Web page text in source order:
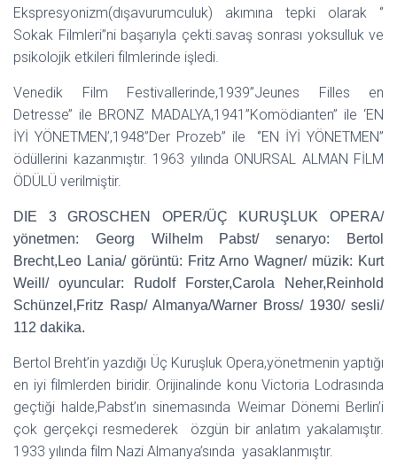
Ekspresyonizm(dışavurumculuk) akımına tepki olarak ‘’
Sokak Filmleri’’ni başarıyla çekti.savaş sonrası yoksulluk ve
psikolojik etkileri filmlerinde işledi.
Venedik Film Festivallerinde,1939’’Jeunes Filles en
Detresse’’ ile BRONZ MADALYA,1941’’Komödianten’’ ile ‘EN
İYİ YÖNETMEN’,1948’’Der Prozeb’’ ile ‘’EN İYİ YÖNETMEN’’
ödüllerini kazanmıştır. 1963 yılında ONURSAL ALMAN FİLM
ÖDÜLÜ verilmiştir.
DIE 3 GROSCHEN OPER/ÜÇ KURUŞLUK OPERA/
yönetmen: Georg Wilhelm Pabst/ senaryo: Bertol
Brecht,Leo Lania/ görüntü: Fritz Arno Wagner/ müzik: Kurt
Weill/ oyuncular: Rudolf Forster,Carola Neher,Reinhold
Schünzel,Fritz Rasp/ Almanya/Warner Bross/ 1930/ sesli/
112 dakika.
Bertol Breht’in yazdığı Üç Kuruşluk Opera,yönetmenin yaptığı
en iyi filmlerden biridir. Orijinalinde konu Victoria Lodrasında
geçtiği halde,Pabst’ın sinemasında Weimar Dönemi Berlin’i
çok gerçekçi resmederek özgün bir anlatım yakalamıştır.
1933 yılında film Nazi Almanya’sında yasaklanmıştır.